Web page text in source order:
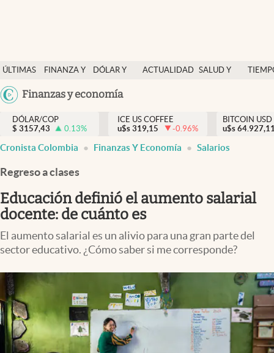
ÚLTIMAS
NOTICIAS
FINANZA Y
DÓLAR Y
ACTUALIDAD SALUD Y
México
Finanzas y economía
Salud y nutrición
Vida espiritual
Actualidad
Colombia
DÓLAR/COP
$ 3157,43 0.13%
ICE US COFFEE
u$s 319,15 -0.96%
BITCOIN USD
u$s
Cronista Colombia Finanzas Y Economía Salarios
Regreso a clases
Educación definió el aumento salarial
docente: de cuánto es
El aumento salarial es un alivio para una gran parte del
sector educativo. ¿Cómo saber si me corresponde?